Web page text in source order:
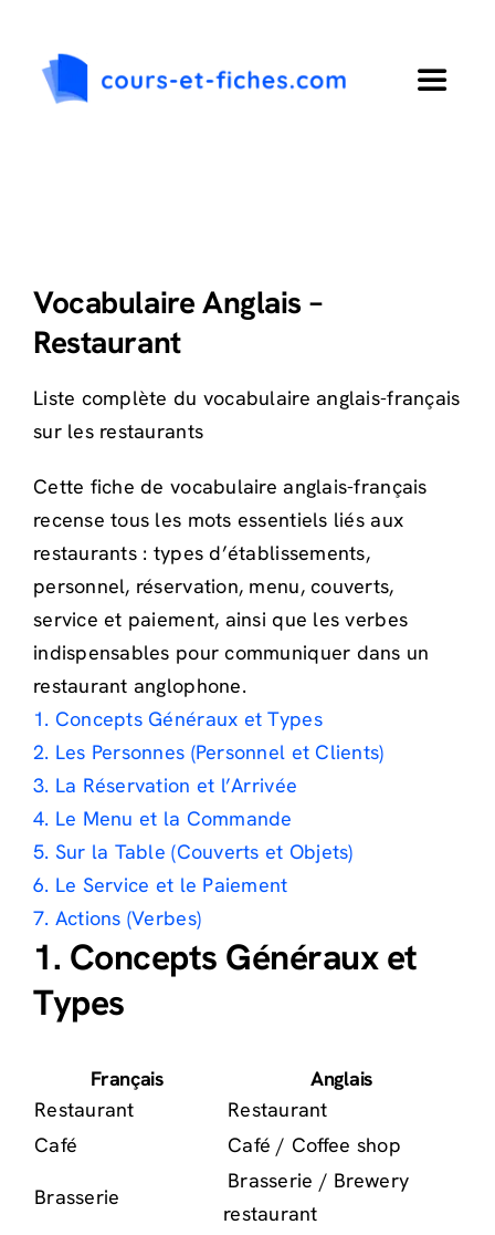
contenu
Toggle
Collège
Vocabulaire Anglais –
Restaurant
Liste complète du vocabulaire anglais-français
sur les restaurants
Cette fiche de vocabulaire anglais-français
recense tous les mots essentiels liés aux
restaurants : types d’établissements,
personnel, réservation, menu, couverts,
service et paiement, ainsi que les verbes
indispensables pour communiquer dans un
restaurant anglophone.
1. Concepts Généraux et Types
2. Les Personnes (Personnel et Clients)
3. La Réservation et l’Arrivée
4. Le Menu et la Commande
5. Sur la Table (Couverts et Objets)
6. Le Service et le Paiement
7. Actions (Verbes)
1. Concepts Généraux et
Types
Français
Anglais
Restaurant
Restaurant
Café
Café / Coffee shop
Brasserie
Brasserie / Brewery
restaurant